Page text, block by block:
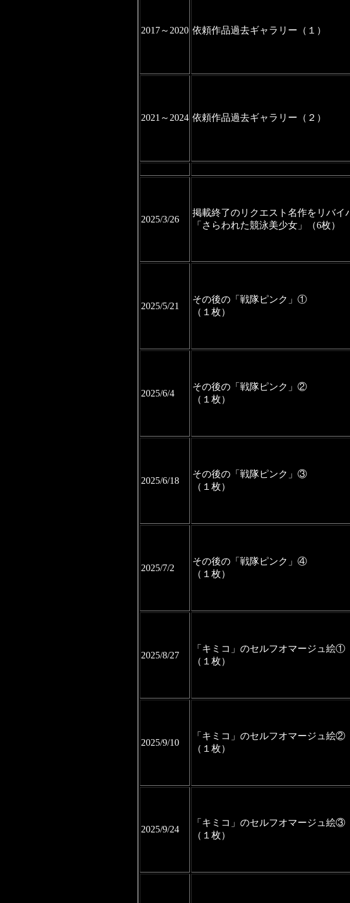
2017～2020 依頼作品過去ギャラリー（１）
2021～2024 依頼作品過去ギャラリー（２）
2025/3/26
掲載終了のリクエスト名作をリバ
「さらわれた競泳美少女」（6枚）
2025/5/21
その後の「戦隊ピンク」①
（１枚）
2025/6/4
その後の「戦隊ピンク」②
（１枚）
2025/6/18
その後の「戦隊ピンク」③
（１枚）
2025/7/2
その後の「戦隊ピンク」④
（１枚）
2025/8/27
「キミコ」のセルフオマージュ絵①
（１枚）
2025/9/10
「キミコ」のセルフオマージュ絵②
（１枚）
2025/9/24
「キミコ」のセルフオマージュ絵③
（１枚）